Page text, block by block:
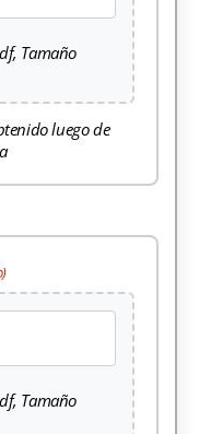
Tamaño
luego de
Tamaño